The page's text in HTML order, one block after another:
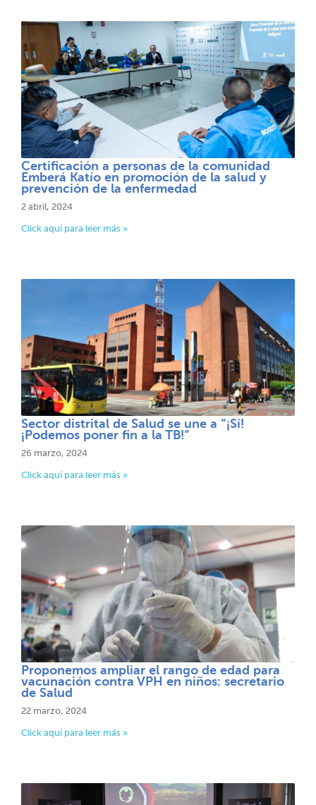
Certificación a personas de la comunidad
Emberá Katío en promoción de la salud y
prevención de la enfermedad
2 abril, 2024
Click aquí para leer más »
Sector distrital de Salud se une a “¡Sí!
¡Podemos poner fin a la TB!”​​
26 marzo, 2024
Click aquí para leer más »
Proponemos ampliar el rango de edad para
vacunación contra VPH en niños: secretario
de Salud​​
22 marzo, 2024
Click aquí para leer más »